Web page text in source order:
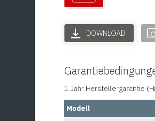
DOWNLOAD
1 Jahr Herstellergarantie
Modell